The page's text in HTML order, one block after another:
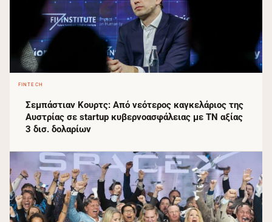
FINTECH
Σεμπάστιαν Κουρτς: Από νεότερος καγκελάριος της
Αυστρίας σε startup κυβερνοασφάλειας με ΤΝ αξίας
3 δισ. δολαρίων